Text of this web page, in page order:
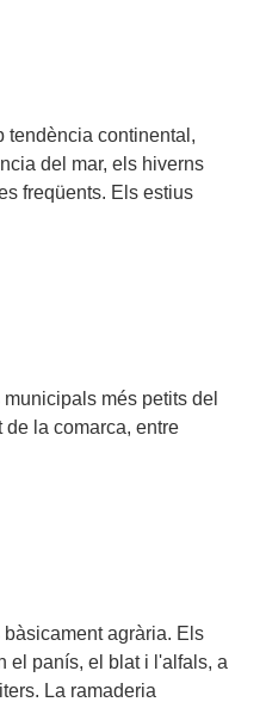
tendència continental,
del mar, els hiverns
freqüents. Els estius
més petits del
de la comarca, entre
agrària. Els
el panís, el blat i l'alfals, a
La ramaderia